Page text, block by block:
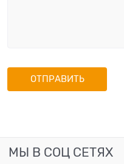
МЫ В СОЦ СЕТЯХ